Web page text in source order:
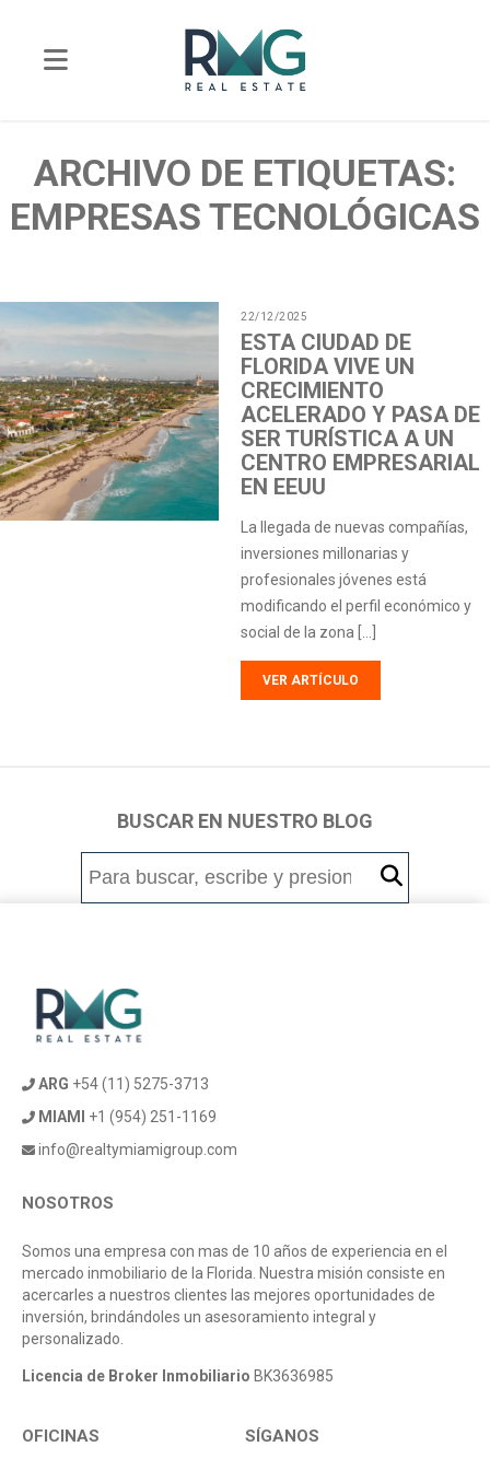
ARCHIVO DE ETIQUETAS:
EMPRESAS TECNOLÓGICAS
22/12/2025
ESTA CIUDAD DE
FLORIDA VIVE UN
CRECIMIENTO
ACELERADO Y PASA DE
SER TURÍSTICA A UN
CENTRO EMPRESARIAL
EN EEUU
La llegada de nuevas compañías,
inversiones millonarias y
profesionales jóvenes está
modificando el perfil económico y
social de la zona […]
VER ARTÍCULO
BUSCAR EN NUESTRO BLOG
ARG +54 (11) 5275-3713
MIAMI
+1 (954) 251-1169
info@realtymiamigroup.com
NOSOTROS
Somos una empresa con mas de 10 años de experiencia en el
mercado inmobiliario de la Florida. Nuestra misión consiste en
acercarles a nuestros clientes las mejores oportunidades de
inversión, brindándoles un asesoramiento integral y
personalizado.
Licencia de Broker Inmobiliario BK3636985
OFICINAS SÍGANOS